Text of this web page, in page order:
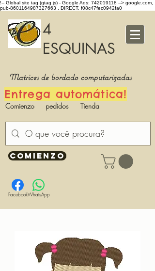
!-- Global site tag (gtag.js) - Google Ads: 742019118 --> google.com,
pub-8601164987327663 , DIRECT, f08c47fec0942fa0
4
ESQUINAS
Matrices de bordado computarizadas
Entrega automática!
Comienzo pedidos Tienda
COMIENZO
FacebookWhatsApp